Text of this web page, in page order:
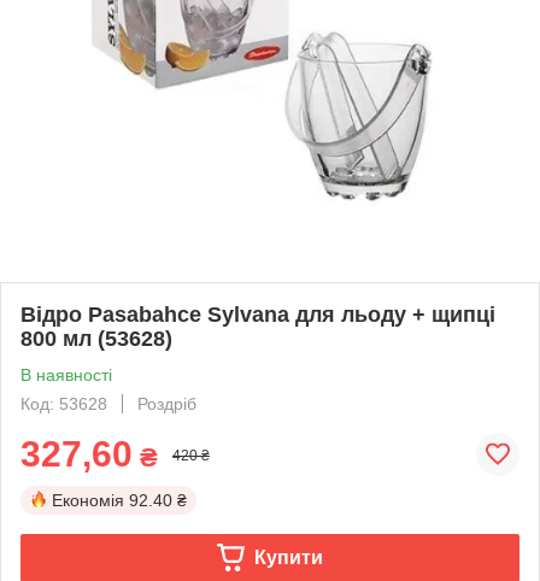
Відро Pasabahce Sylvana для льоду + щипці
800 мл (53628)
В наявності
Код: 53628
Роздріб
327,60 ₴ 420 ₴
Економія 92.40 ₴
Купити